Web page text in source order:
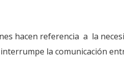
hacen referencia a la
la comunicación